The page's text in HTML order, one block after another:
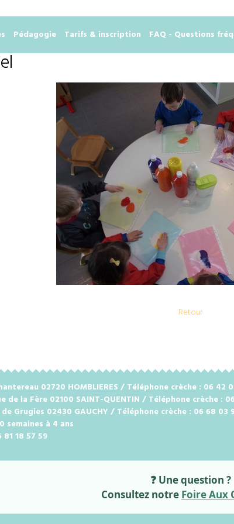
Pédagogie Tarifs & inscription FAQ - Questions
Retour
02720 HOMBLIERES / Téléphone crèche : 06
de la Fère 02100 SAINT-QUENTIN / Téléphone crèche :
Grugies 02430 GAUCHY / Téléphone crèche : 06 68 03
semaines à 4 ans
18 57 59
❓ Une question ?
Consultez notre Foire Aux